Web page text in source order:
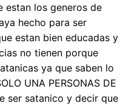
estan los generos de
hecho para ser
estan bien educadas y
no tienen porque
ya que saben lo
UNA PERSONAS DE
ser satanico y decir que